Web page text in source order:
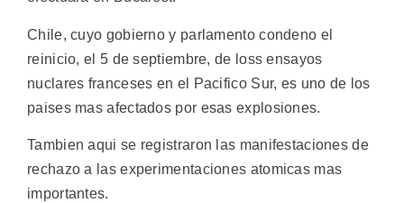
Chile, cuyo gobierno y parlamento condeno el
reinicio, el 5 de septiembre, de loss ensayos
nuclares franceses en el Pacifico Sur, es uno de los
paises mas afectados por esas explosiones.
Tambien aqui se registraron las manifestaciones de
rechazo a las experimentaciones atomicas mas
importantes.